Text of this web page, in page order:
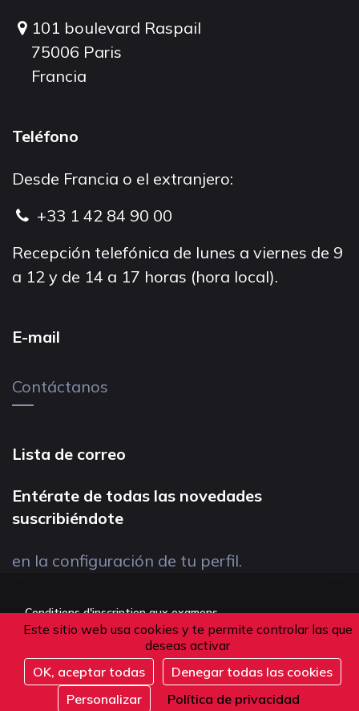
Este sitio web usa cookies y te permite controlar las que
deseas activar
OK, aceptar todas
Denegar todas las cookies
Personalizar
Política de privacidad
101 boulevard Raspail
75006 Paris
Francia
Teléfono
Desde Francia o el extranjero:
+33 1 42 84 90 00
Recepción telefónica de lunes a viernes de 9
a 12 y de 14 a 17 horas (hora local).
E-mail
Contáctanos
Lista de correo
Entérate de todas las novedades
suscribiéndote
en la configuración de tu perfil.
Conditions d'inscription aux examens
Politique de confidentialité
Conditions générales de vente
Suivez-nous